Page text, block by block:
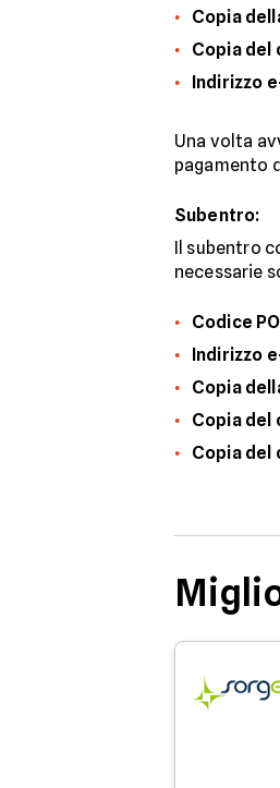
Copia
Copia del
Indirizzo
Una volta
pagamento
Subentro:
Il subentro
necessarie
Codice
Indirizzo
Copia
Copia del
Copia